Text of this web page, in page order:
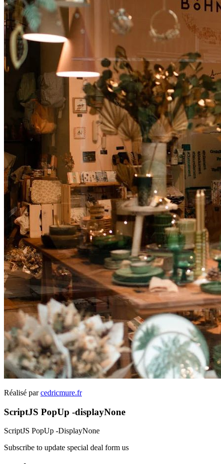
Réalisé parcedricmure.fr
ScriptJS PopUp -displayNone
ScriptJS PopUp -DisplayNone
Subscribe to update special deal form us